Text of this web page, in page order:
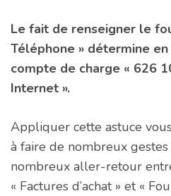
Le fait de renseigner le
Téléphone » détermine
compte de charge « 626
Internet ».
Appliquer cette astuce
à faire de nombreux
nombreux aller-retour
« Factures d’achat » et «